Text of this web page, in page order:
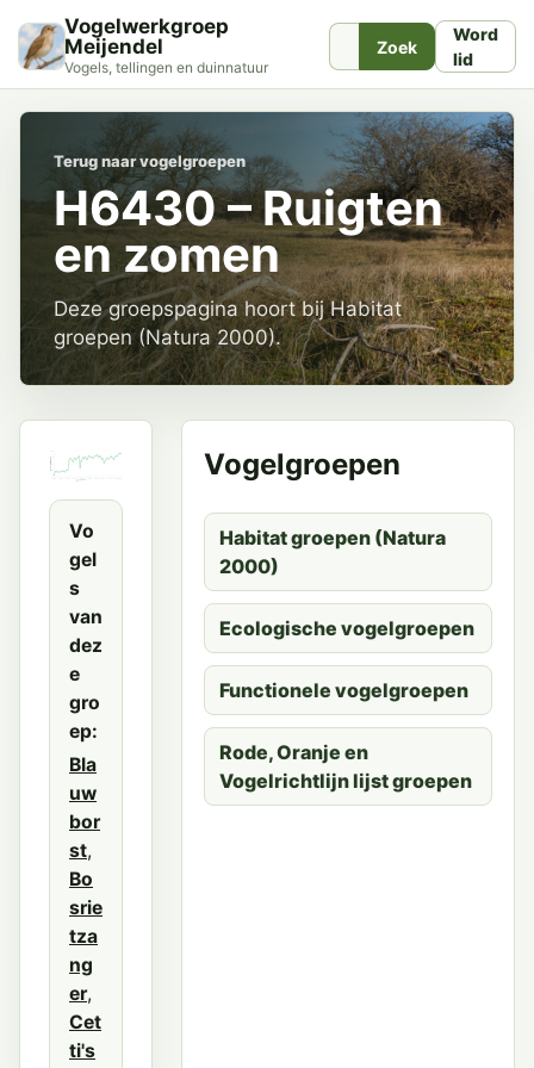
Vogelwerkgroep
Meijendel
Vogels, tellingen en duinnatuur
Zoek
Word
lid
Terug naar vogelgroepen
H6430 – Ruigten
en zomen
Deze groepspagina hoort bij Habitat
groepen (Natura 2000).
Vo
gel
s
van
dez
e
gro
ep:
Bla
uw
bor
st,
Bo
srie
tza
ng
er,
Cet
ti's
Vogelgroepen
Habitat groepen (Natura
2000)
Ecologische vogelgroepen
Functionele vogelgroepen
Rode, Oranje en
Vogelrichtlijn lijst groepen